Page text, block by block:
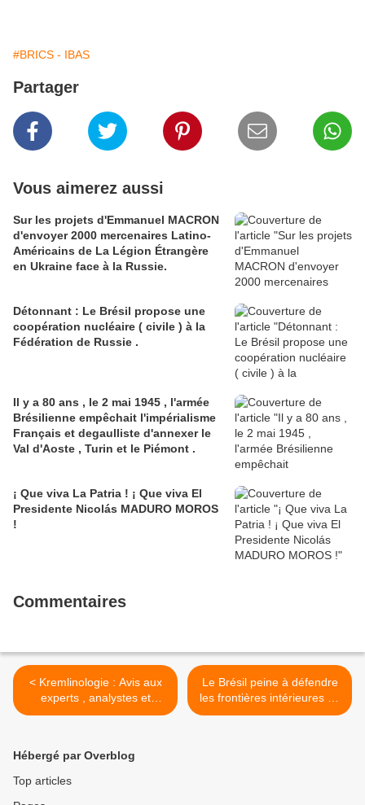
#BRICS - IBAS
Partager
Vous aimerez aussi
Sur les projets d'Emmanuel MACRON
d'envoyer 2000 mercenaires Latino-
Américains de La Légion Étrangère
en Ukraine face à la Russie.
Détonnant : Le Brésil propose une
coopération nucléaire ( civile ) à la
Fédération de Russie .
Il y a 80 ans , le 2 mai 1945 , l'armée
Brésilienne empêchait l'impérialisme
Français et degaulliste d'annexer le
Val d'Aoste , Turin et le Piémont .
¡ Que viva La Patria ! ¡ Que viva El
Presidente Nicolás MADURO MOROS
!
Commentaires
< Kremlinologie : Avis aux
experts , analystes et
autres géopolitologues "
Le Brésil peine à défendre
les frontières intérieures de
l'UNASUL . >
Hébergé par Overblog
Top articles